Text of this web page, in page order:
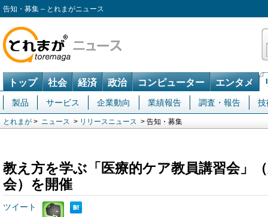
告知・募集 – とれまがニュース
トップ 社会 経済 政治 コンピューター エンタメ
製品 サービス 企業動向 業績報告 調査・報告 技
とれまが > ニュース > リリースニュース > 告知・募集
教え方を学ぶ「医療的ケア教員講習会」
会）を開催
ツイート